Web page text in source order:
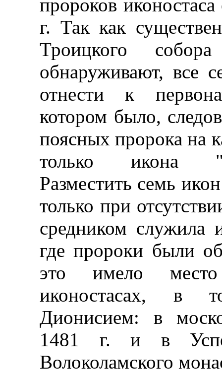
пророков
г. Так как
Троицкого
обнаруживают, все
отнести к
котором было,
поясных пророка на
только икона
Разместить семь
только при
средником
где пророки были
это имело
иконостасах, в
Дионисием: в
1481 г. и в
Волоколамского